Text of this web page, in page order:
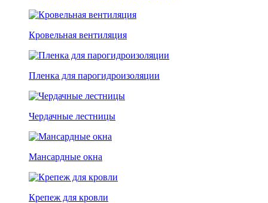
Кровельная вентиляция
Пленка для парогидроизоляции
Чердачные лестницы
Мансардные окна
Крепеж для кровли